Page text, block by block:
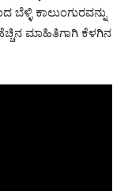
ಕಾಲುಂಗುರವನ್ನು
ಮಾಹಿತಿಗಾಗಿ ಕೆಳಗಿನ